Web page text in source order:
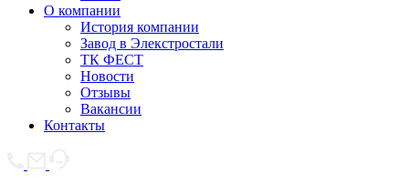
О компании
История компании
Завод в Элекстростали
ТК ФЕСТ
Новости
Отзывы
Вакансии
Контакты